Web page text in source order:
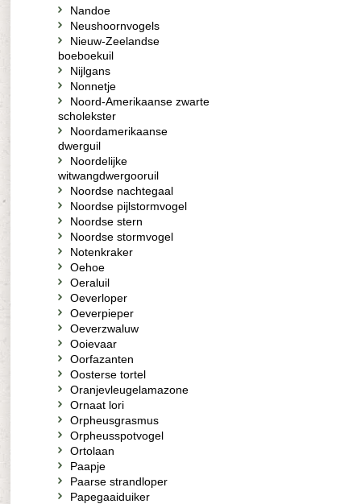
Nandoe
Neushoornvogels
Nieuw-Zeelandse
boeboekuil
Nijlgans
Nonnetje
Noord-Amerikaanse zwarte
scholekster
Noordamerikaanse
dwerguil
Noordelijke
witwangdwergooruil
Noordse nachtegaal
Noordse pijlstormvogel
Noordse stern
Noordse stormvogel
Notenkraker
Oehoe
Oeraluil
Oeverloper
Oeverpieper
Oeverzwaluw
Ooievaar
Oorfazanten
Oosterse tortel
Oranjevleugelamazone
Ornaat lori
Orpheusgrasmus
Orpheusspotvogel
Ortolaan
Paapje
Paarse strandloper
Papegaaiduiker